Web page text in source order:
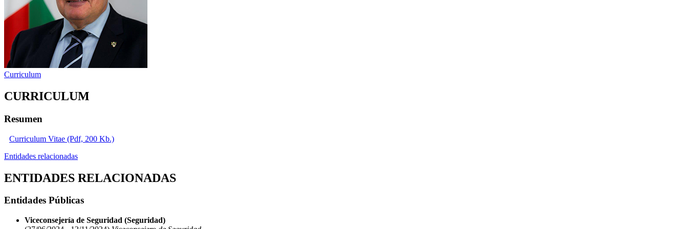
Curriculum
CURRICULUM
Resumen
Curriculum Vitae (Pdf, 200 Kb.)
Entidades relacionadas
ENTIDADES RELACIONADAS
Entidades Públicas
Viceconsejería de Seguridad (Seguridad)